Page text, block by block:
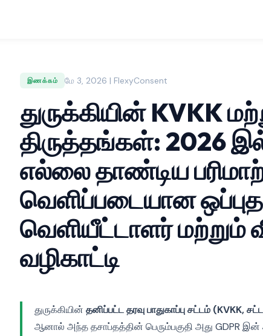
இணக்கம் மே 3, 2026 | FlexyConsent
துருக்கியின் KVKK
திருத்தங்கள்: 2026
எல்லை தாண்டிய
வெளிப்படையான
வெளியீட்டாளர் மற்றும்
வழிகாட்டி
துருக்கியின் தனிப்பட்ட தரவு பாதுகாப்பு சட்டம் (KVKK,
ஆனால் அந்த தசாப்தத்தின் பெரும்பகுதி அது GDPR